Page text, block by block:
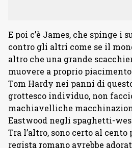
E poi c’è James, che spinge i
contro gli altri come se il
altro che una grande
muovere a proprio
Tom Hardy nei panni di
grottesco individuo, non
machiavelliche
Eastwood negli spaghetti-
Tra l’altro, sono certo al
regista romano avrebbe